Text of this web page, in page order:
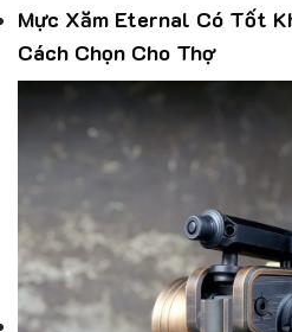
Mực Xăm Eternal Có Tốt
Cách Chọn Cho Thợ